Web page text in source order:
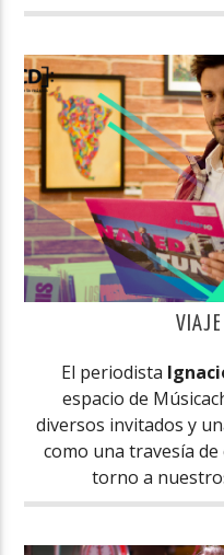
VIAJE
El periodista
espacio de
diversos invitados y
como una travesía
torno a